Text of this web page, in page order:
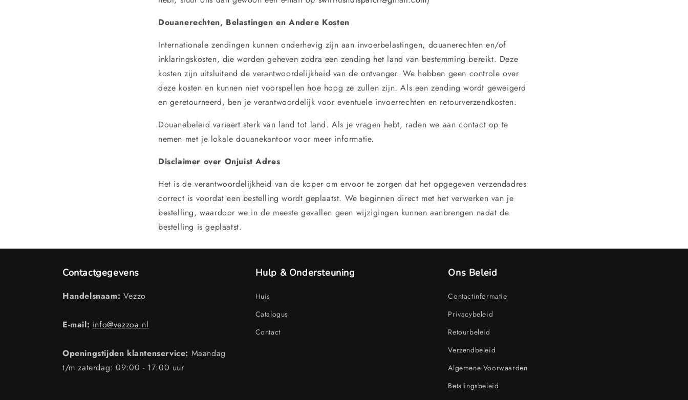
Douanerechten, Belastingen en Andere Kosten
Internationale zendingen kunnen onderhevig zijn aan invoerbelastingen, douanerechten en/of
inklaringskosten, die worden geheven zodra een zending het land van bestemming bereikt. Deze
kosten zijn uitsluitend de verantwoordelijkheid van de ontvanger. We hebben geen controle over
deze kosten en kunnen niet voorspellen hoe hoog ze zullen zijn. Als een zending wordt geweigerd
en geretourneerd, ben je verantwoordelijk voor eventuele invoerrechten en retourverzendkosten.
Douanebeleid varieert sterk van land tot land. Als je vragen hebt, raden we aan contact op te
nemen met je lokale douanekantoor voor meer informatie.
Disclaimer over Onjuist Adres
Het is de verantwoordelijkheid van de koper om ervoor te zorgen dat het opgegeven verzendadres
correct is voordat een bestelling wordt geplaatst. We beginnen direct met het verwerken van je
bestelling, waardoor we in de meeste gevallen geen wijzigingen kunnen aanbrengen nadat de
bestelling is geplaatst.
Contactgegevens
Handelsnaam: Vezzo
E-mail: info@vezzoa.nl
Openingstijden klantenservice: Maandag
t/m zaterdag: 09:00 - 17:00 uur
Hulp & Ondersteuning
Huis
Catalogus
Contact
Ons Beleid
Contactinformatie
Privacybeleid
Retourbeleid
Verzendbeleid
Algemene Voorwaarden
Betalingsbeleid